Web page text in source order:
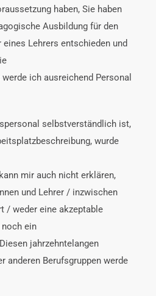
haben, Sie haben
Ausbildung für den
Lehrers entschieden und
ich ausreichend Personal
selbstverständlich ist,
wurde
mir auch nicht erklären,
und Lehrer / inzwischen
/ weder eine akzeptable
ein
jahrzehntelangen
anderen Berufsgruppen werde